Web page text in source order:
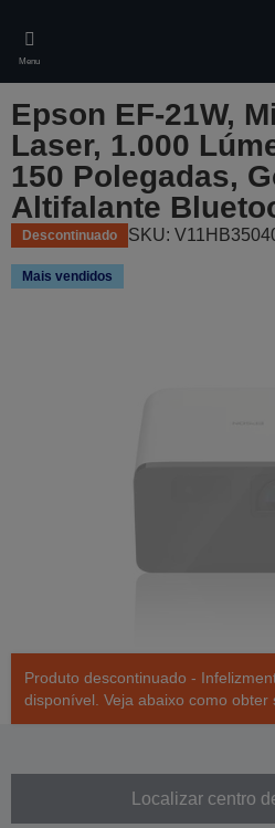
main
content
Menu
Epson EF-21W,
Laser, 1.000
150 Polegadas,
Altifalante
Descontinuado SKU:
Mais vendidos
Produto descontinuado -
disponível. Veja abaixo como obter
Localizar centro